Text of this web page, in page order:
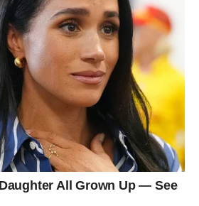
sreću i sigurnost.
vraća ono što ste
zajednički život ili važna